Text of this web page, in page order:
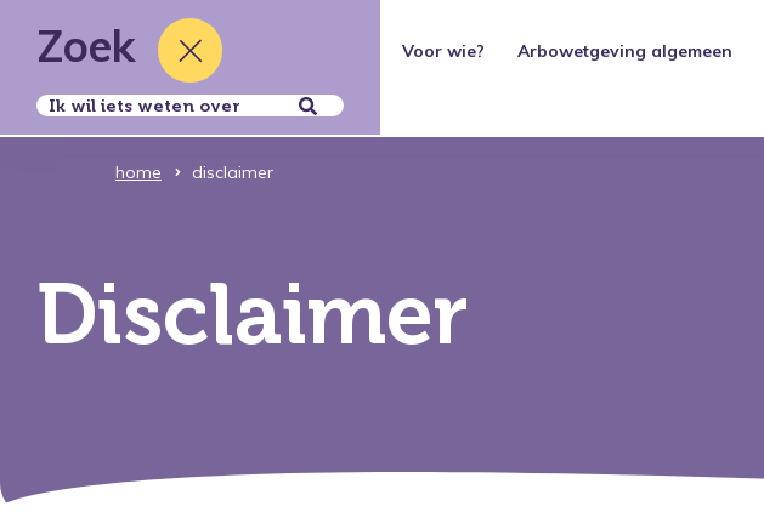
Voor wie? Arbowetgeving algemeen
Over ons
Zoek
home disclaimer
Disclaimer